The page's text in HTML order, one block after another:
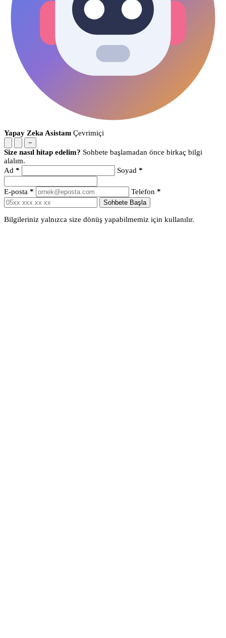
Yapay Zeka Asistanı Çevrimiçi
−
Size nasıl hitap edelim? Sohbete başlamadan önce birkaç bilgi
alalım.
Ad * Soyad *
E-posta * Telefon *
Sohbete Başla
Bilgileriniz yalnızca size dönüş yapabilmemiz için kullanılır.